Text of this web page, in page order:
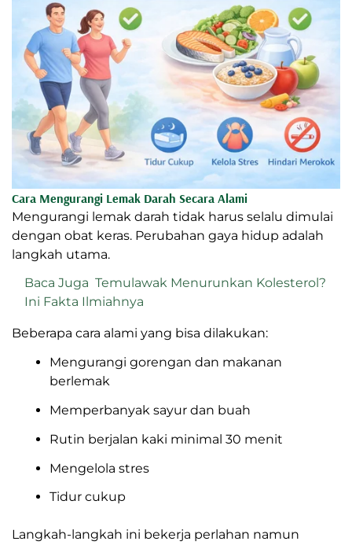
Cara Mengurangi Lemak Darah Secara Alami
Mengurangi lemak darah tidak harus selalu dimulai
dengan obat keras. Perubahan gaya hidup adalah
langkah utama.
Baca Juga Temulawak Menurunkan Kolesterol?
Ini Fakta Ilmiahnya
Beberapa cara alami yang bisa dilakukan:
Mengurangi gorengan dan makanan
berlemak
Memperbanyak sayur dan buah
Rutin berjalan kaki minimal 30 menit
Mengelola stres
Tidur cukup
Langkah-langkah ini bekerja perlahan namun